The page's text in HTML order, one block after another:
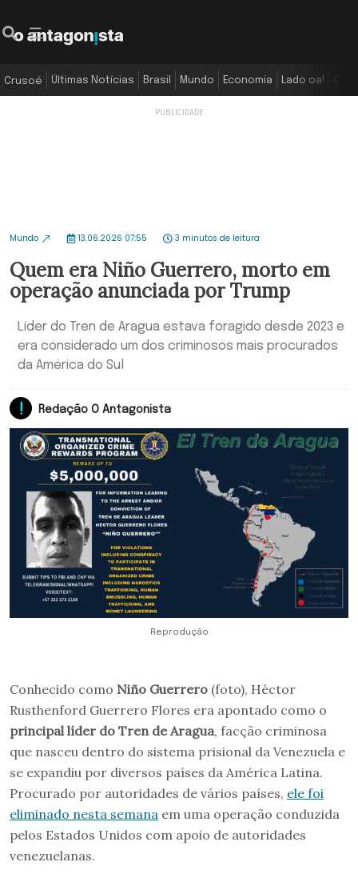
Crusoé Últimas Notícias Brasil Mundo Economia Lado oa!
Mundo 13.06.2026 07:55 3 minutos de leitura
Quem era Niño Guerrero, morto em
operação anunciada por Trump
Líder do Tren de Aragua estava foragido desde 2023 e
era considerado um dos criminosos mais procurados
da América do Sul
Redação O Antagonista
Reprodução
Conhecido como Niño Guerrero (foto), Héctor
Rusthenford Guerrero Flores era apontado como o
principal líder do Tren de Aragua, facção criminosa
que nasceu dentro do sistema prisional da Venezuela e
se expandiu por diversos países da América Latina.
Procurado por autoridades de vários países, ele foi
eliminado nesta semana em uma operação conduzida
pelos Estados Unidos com apoio de autoridades
venezuelanas.